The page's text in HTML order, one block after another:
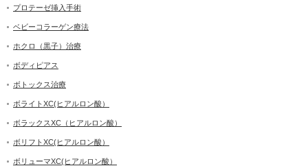
プロテーゼ挿入手術
ベビーコラーゲン療法
ホクロ（黒子）治療
ボディピアス
ボトックス治療
ボライトXC(ヒアルロン酸）
ボラックスXC（ヒアルロン酸）
ボリフトXC(ヒアルロン酸）
ボリューマXC(ヒアルロン酸）